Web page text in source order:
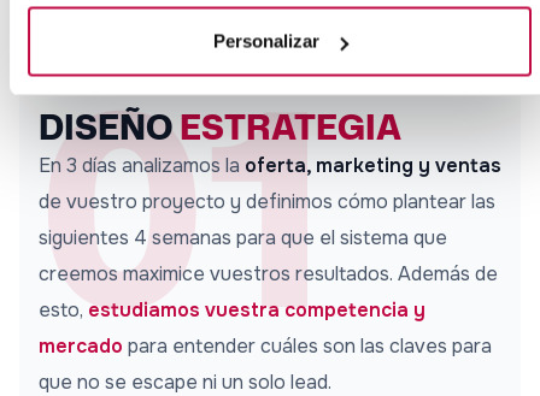
Personalizar
DISEÑOESTRATEGIA
En 3 días analizamos la oferta, marketing y ventas
de vuestro proyecto y definimos cómo plantear las
siguientes 4 semanas para que el sistema que
creemos maximice vuestros resultados. Además de
esto, estudiamos vuestra competencia y
mercado para entender cuáles son las claves para
que no se escape ni un solo lead.
01